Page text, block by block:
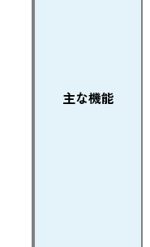
主な機能